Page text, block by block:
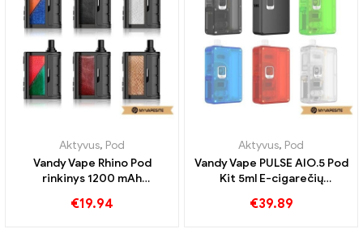
Aktyvus, Pod
Vandy Vape Rhino Pod
rinkinys 1200 mAh
didmeninė prekyba 丨
€19.94
Aktyvus, Pod
Vandy Vape PULSE AIO.5 Pod
Kit 5ml E-cigarečių
Customed
€39.89